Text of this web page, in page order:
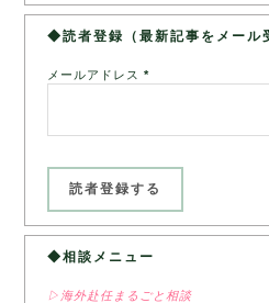
◆読者登録（最新記事をメール
メールアドレス*
◆相談メニュー
▷海外赴任まるごと相談